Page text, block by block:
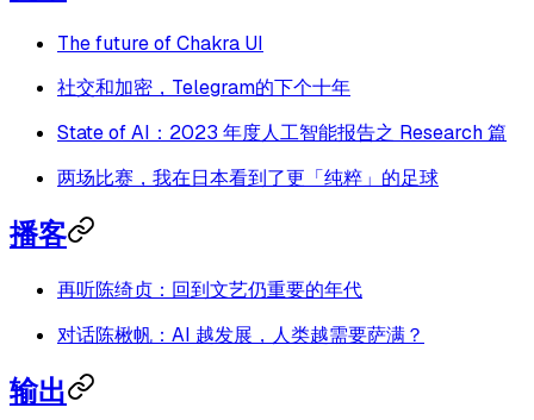
The future of Chakra UI
社交和加密，Telegram的下个十年
State of AI：2023 年度人工智能报告之 Research 篇
两场比赛，我在日本看到了更「纯粹」的足球
播客
再听陈绮贞：回到文艺仍重要的年代
对话陈楸帆：AI 越发展，人类越需要萨满？
输出